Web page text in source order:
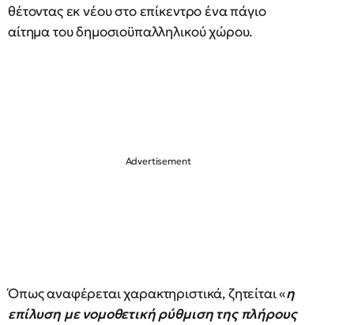
θέτοντας εκ νέου στο επίκεντρο ένα πάγιο
αίτημα του δημοσιοϋπαλληλικού χώρου.
Όπως αναφέρεται χαρακτηριστικά, ζητείται «η
επίλυση με νομοθετική ρύθμιση της πλήρους